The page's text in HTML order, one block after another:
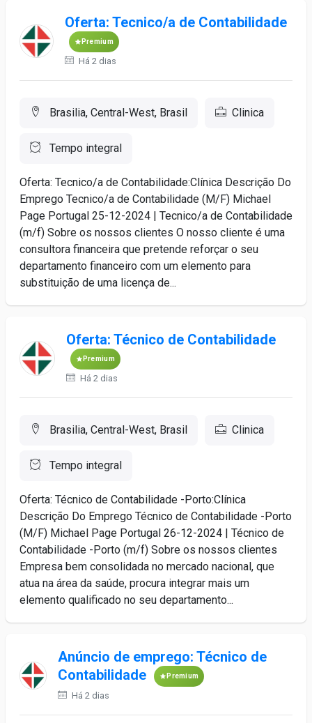
Oferta: Tecnico/a de Contabilidade
Premium
Há 2 dias
Brasilia, Central-West, Brasil Clinica
Tempo integral
Oferta: Tecnico/a de Contabilidade:Clínica Descrição Do
Emprego Tecnico/a de Contabilidade (M/F) Michael
Page Portugal 25-12-2024 | Tecnico/a de Contabilidade
(m/f) Sobre os nossos clientes O nosso cliente é uma
consultora financeira que pretende reforçar o seu
departamento financeiro com um elemento para
substituição de uma licença de...
Oferta: Técnico de Contabilidade
Premium
Há 2 dias
Brasilia, Central-West, Brasil Clinica
Tempo integral
Oferta: Técnico de Contabilidade -Porto:Clínica
Descrição Do Emprego Técnico de Contabilidade -Porto
(M/F) Michael Page Portugal 26-12-2024 | Técnico de
Contabilidade -Porto (m/f) Sobre os nossos clientes
Empresa bem consolidada no mercado nacional, que
atua na área da saúde, procura integrar mais um
elemento qualificado no seu departamento...
Anúncio de emprego: Técnico de
Contabilidade
Premium
Há 2 dias